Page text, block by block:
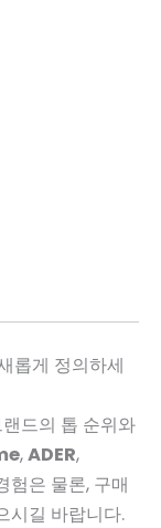
롭게 정의하세
드의 톱 순위와
,ADER,
험은 물론, 구매
시길 바랍니다.